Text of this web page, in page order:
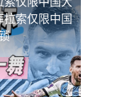
拉索仅限中国